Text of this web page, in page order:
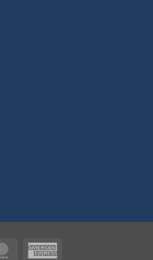
MasterCard